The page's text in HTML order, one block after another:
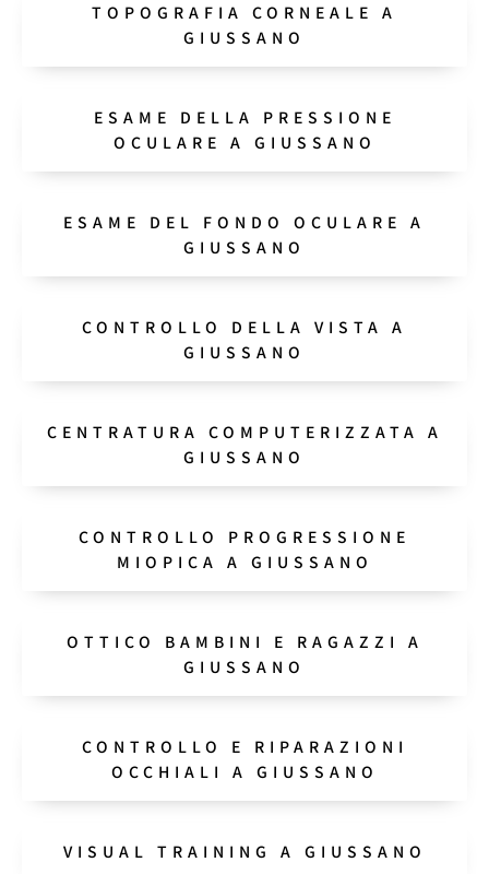
TOPOGRAFIA CORNEALE A
GIUSSANO
ESAME DELLA PRESSIONE
OCULARE A GIUSSANO
ESAME DEL FONDO OCULARE A
GIUSSANO
CONTROLLO DELLA VISTA A
GIUSSANO
CENTRATURA COMPUTERIZZATA A
GIUSSANO
CONTROLLO PROGRESSIONE
MIOPICA A GIUSSANO
OTTICO BAMBINI E RAGAZZI A
GIUSSANO
CONTROLLO E RIPARAZIONI
OCCHIALI A GIUSSANO
VISUAL TRAINING A GIUSSANO